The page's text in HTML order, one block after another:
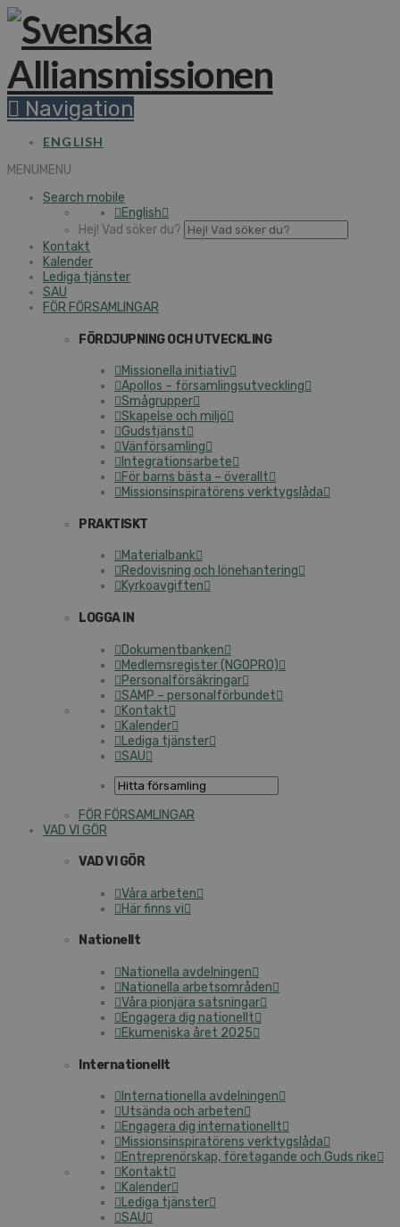
Navigation
ENGLISH
MENUMENU
Search mobile
English
Hej! Vad söker du?
Kontakt
Kalender
Lediga tjänster
SAU
FÖR FÖRSAMLINGAR
FÖRDJUPNING OCH UTVECKLING
Missionella initiativ
Apollos – församlingsutveckling
Smågrupper
Skapelse och miljö
Gudstjänst
Vänförsamling
Integrationsarbete
För barns bästa – överallt
Missionsinspiratörens verktygslåda
PRAKTISKT
Materialbank
Redovisning och lönehantering
Kyrkoavgiften
LOGGA IN
Dokumentbanken
Medlemsregister (NGOPRO)
Personalförsäkringar
SAMP – personalförbundet
Kontakt
Kalender
Lediga tjänster
SAU
FÖR FÖRSAMLINGAR
VAD VI GÖR
VAD VI GÖR
Våra arbeten
Här finns vi
Nationellt
Nationella avdelningen
Nationella arbetsområden
Våra pionjära satsningar
Engagera dig nationellt
Ekumeniska året 2025
Internationellt
Internationella avdelningen
Utsända och arbeten
Engagera dig internationellt
Missionsinspiratörens verktygslåda
Entreprenörskap, företagande och Guds rike
Kontakt
Kalender
Lediga tjänster
SAU